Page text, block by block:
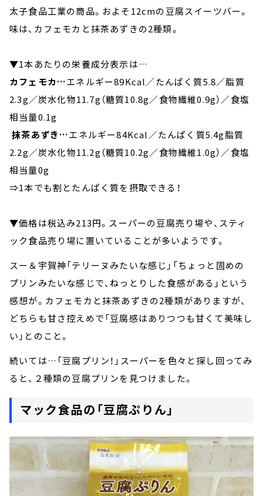
太子食品工業の商品。およそ12cmの豆腐スイーツバー。
味は、カフェモカと抹茶あずきの2種類。
▼1本あたりの栄養成分表示は…
カフェモカ…エネルギー89Kcal／たんぱく質5.8／脂質
2.3g／炭水化物11.7g（糖質10.8g／食物繊維0.9g）／食塩
相当量0.1g
抹茶あずき…エネルギー84Kcal／たんぱく質5.4g脂質
2.2g／炭水化物11.2g（糖質10.2g／食物繊維1.0g）／食塩
相当量0g
⇒1本でも割とたんぱく質を摂取できる！
▼価格は税込み213円。スーパーの豆腐売り場や、スティ
ック食品売り場に置いていることが多いようです。
スー＆宇賀神「テリーヌみたいな感じ」「ちょっと固めの
プリンみたいな感じで、ねっとりした食感がある」という
感想が。カフェモカと抹茶あずきの2種類がありますが、
どちらも甘さ控えめで「豆腐感はありつつも甘くて美味し
い」とのこと。
続いては…「豆腐プリン！」スーパーを色々と探し回ってみ
ると、２種類の豆腐プリンを見つけました。
マック食品の「豆腐ぷりん」